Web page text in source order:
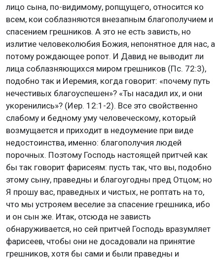
лицо сына, по-видимому, ропщущего, относится ко
всем, кои соблазняются внезапным благополучием и
спасением грешников. А это не есть зависть, но
излитие человеколюбия Божия, непонятное для нас, а
потому рождающее ропот. И Давид не выводит ли
лица соблазняющихся миром грешников (Пс. 72:3),
подобно так и Иеремия, когда говорит: «почему путь
нечестивых благоуспешен»? «Ты насадил их, и они
укоренились»? (Иер. 12:1-2). Все это свойственно
слабому и бедному уму человеческому, который
возмущается и приходит в недоумение при виде
недостоинства, именно: благополучия людей
порочных. Поэтому Господь настоящей притчей как
бы так говорит фарисеям: пусть так, что вы, подобно
этому сыну, праведны и благоугодны пред Отцом; но
Я прошу вас, праведных и чистых, не роптать на то,
что мы устрояем веселие за спасение грешника, ибо
и он сын же. Итак, отсюда не зависть
обнаруживается, но сей притчей Господь вразумляет
фарисеев, чтобы они не досадовали на принятие
грешников, хотя бы сами и были праведны и